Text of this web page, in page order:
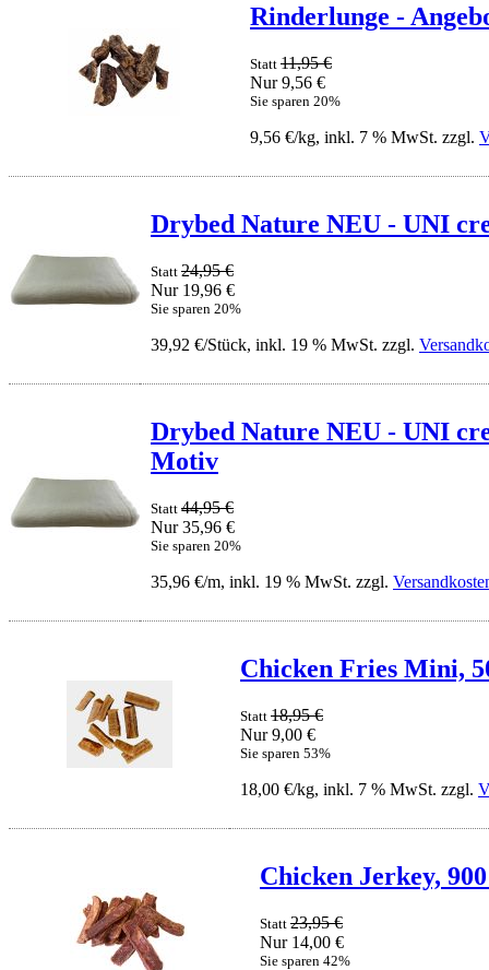
Rinderlunge -
Statt 11,95 €
Nur 9,56 €
Sie sparen 20%
9,56 €/kg, inkl. 7 % MwSt. zzgl.
Drybed Nature NEU - UNI
Statt 24,95 €
Nur 19,96 €
Sie sparen 20%
39,92 €/Stück, inkl. 19 % MwSt. zzgl.
Drybed Nature NEU - UNI
Motiv
Statt 44,95 €
Nur 35,96 €
Sie sparen 20%
35,96 €/m, inkl. 19 % MwSt. zzgl.
Chicken Fries Mini,
Statt 18,95 €
Nur 9,00 €
Sie sparen 53%
18,00 €/kg, inkl. 7 % MwSt. zzgl.
Chicken Jerkey,
Statt 23,95 €
Nur 14,00 €
Sie sparen 42%